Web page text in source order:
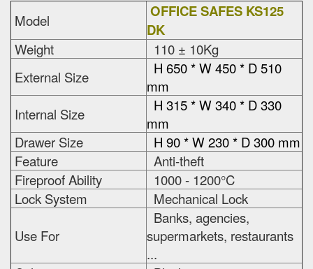
Model
OFFICE SAFES KS125
DK
Weight
110 ± 10Kg
External Size
H 650 * W 450 * D 510
mm
Internal Size
H 315 * W 340 * D 330
mm
Drawer Size
H 90 * W 230 * D 300 mm
Feature
Anti-theft
Fireproof Ability
1000 - 1200°C
Lock System
Mechanical Lock
Use For
Banks, agencies,
supermarkets, restaurants
...